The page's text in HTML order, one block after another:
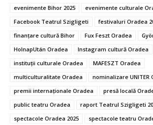
evenimente Bihor 2025
evenimente culturale
Facebook Teatrul Szigligeti
festivaluri Oradea
finanțare cultură Bihor
Fux Feszt Oradea
HolnapUtán Oradea
Instagram cultură Oradea
instituții culturale Oradea
MAFESZT Oradea
multiculturalitate Oradea
nominalizare UNITER
premii internaționale Oradea
presă locală
public teatru Oradea
raport Teatrul Szigligeti
spectacole Oradea 2025
spectacole teatru